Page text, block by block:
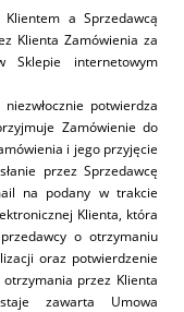
a Sprzedawcą
Klienta Zamówienia za
Sklepie internetowym
potwierdza
Zamówienie do
i jego przyjęcie
przez Sprzedawcę
na podany w trakcie
Klienta, która
o otrzymaniu
oraz potwierdzenie
przez Klienta
zawarta Umowa